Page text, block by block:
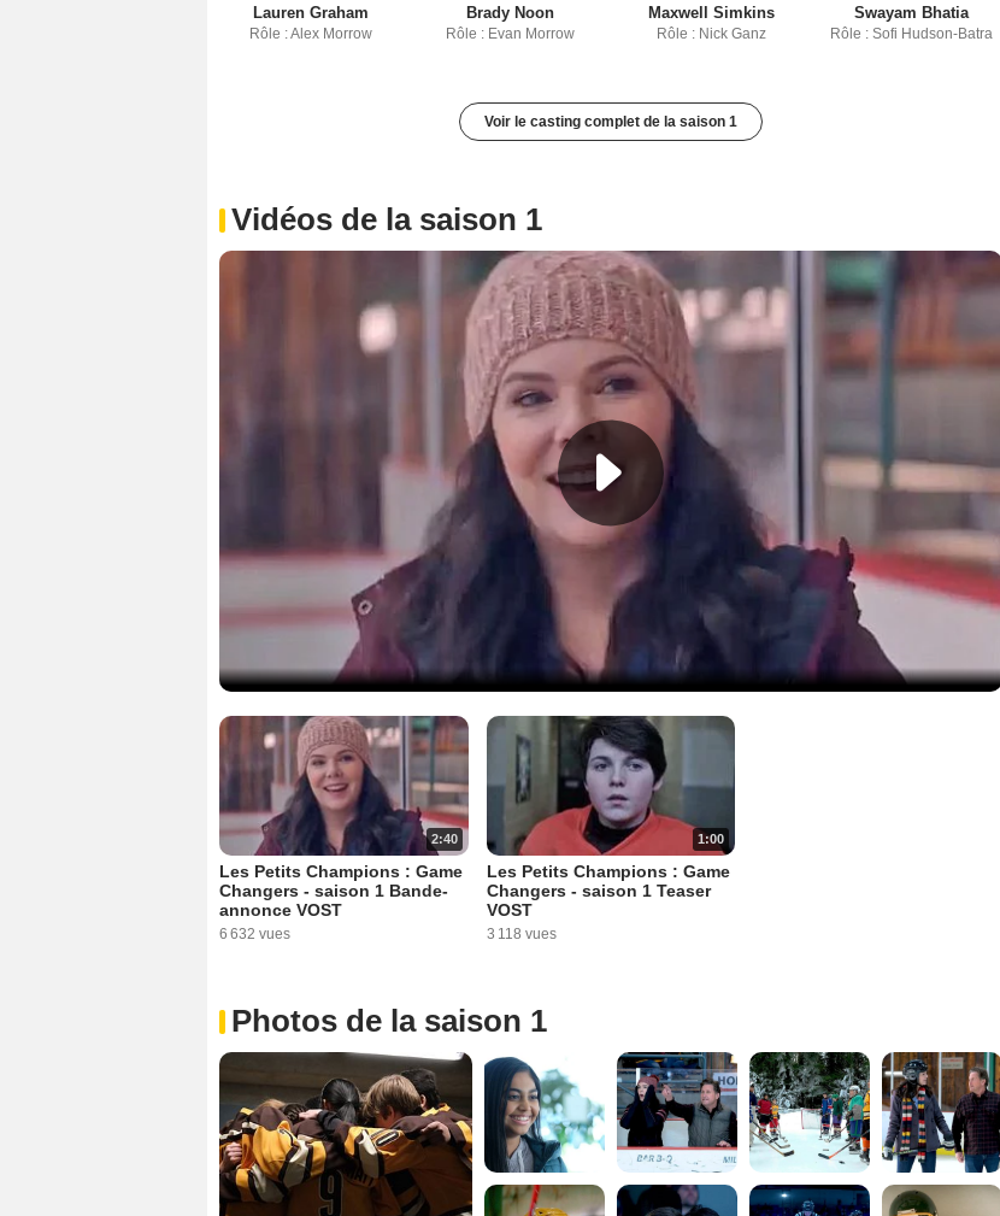
Lauren Graham
Rôle : Alex Morrow
Brady Noon
Rôle : Evan Morrow
Maxwell Simkins
Rôle : Nick Ganz
Swayam Bhatia
Rôle : Sofi Hudson-Batra
Voir le casting complet de la saison 1
Vidéos de la saison 1
2:40
Les Petits Champions : Game
Changers - saison 1 Bande-
annonce VOST
6 632 vues
1:00
Les Petits Champions : Game
Changers - saison 1 Teaser
VOST
3 118 vues
Photos de la saison 1